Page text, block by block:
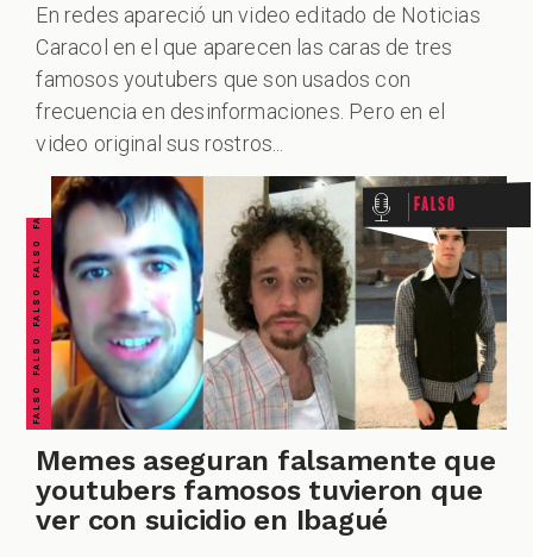
En redes apareció un video editado de Noticias
Caracol en el que aparecen las caras de tres
famosos youtubers que son usados con
frecuencia en desinformaciones. Pero en el
video original sus rostros...
FALSO FALSO FALSO FALSO FALSO FALSO FALSO Falso
Memes aseguran falsamente que
youtubers famosos tuvieron que
ver con suicidio en Ibagué